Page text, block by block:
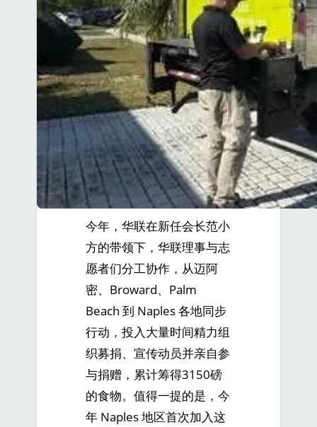
今年，华联在新任会长范小
方的带领下，华联理事与志
愿者们分工协作，从迈阿
密、Broward、Palm
Beach 到 Naples 各地同步
行动，投入大量时间精力组
织募捐、宣传动员并亲自参
与捐赠，累计筹得3150磅
的食物。值得一提的是，今
年 Naples 地区首次加入这